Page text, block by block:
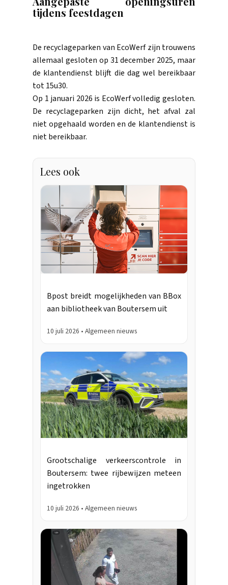
tijdens feestdagen
De recyclageparken van EcoWerf zijn trouwens
allemaal gesloten op 31 december 2025, maar
de klantendienst blijft die dag wel bereikbaar
tot 15u30.
Op 1 januari 2026 is EcoWerf volledig gesloten.
De recyclageparken zijn dicht, het afval zal
niet opgehaald worden en de klantendienst is
niet bereikbaar.
Lees ook
Bpost breidt mogelijkheden van BBox
aan bibliotheek van Boutersem uit
10 juli 2026 • Algemeen nieuws
Grootschalige verkeerscontrole in
Boutersem: twee rijbewijzen meteen
ingetrokken
10 juli 2026 • Algemeen nieuws